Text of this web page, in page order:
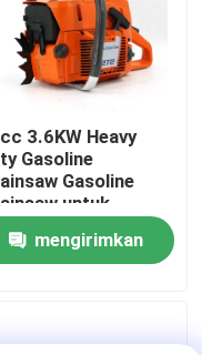
3.6KW Heavy
Gasoline
Gasoline
untuk
kehutanan
mengirimkan